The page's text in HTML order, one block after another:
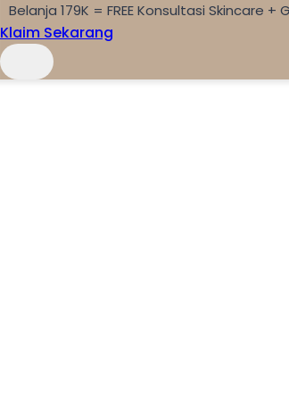
Belanja 179K = FREE Konsultasi Skincare
Klaim Sekarang